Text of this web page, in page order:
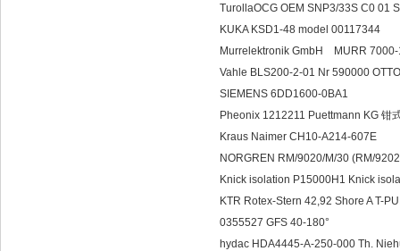
TurollaOCG OEM SNP3/33S C0 01
KUKA KSD1-48 model 00117344
Murrelektronik GmbH MURR
Vahle BLS200-2-01 Nr 590000
SIEMENS 6DD1600-0BA1
Pheonix 1212211 Puettmann KG 钳
Kraus Naimer CH10-A214-607E
NORGREN RM/9020/M/30 (RM/
Knick isolation P15000H1 Knick
KTR Rotex-Stern 42,92 Shore A T-
0355527 GFS 40-180°
hydac HDA4445-A-250-000 Th.